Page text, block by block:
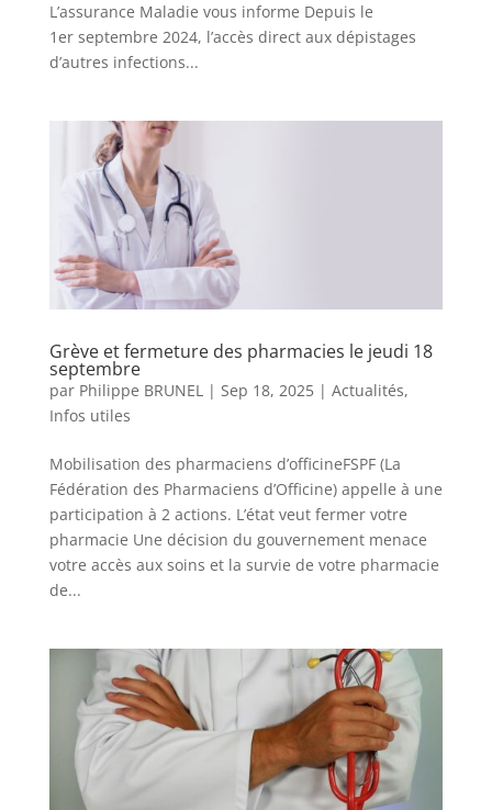
L’assurance Maladie vous informe Depuis le
1er septembre 2024, l’accès direct aux dépistages
d’autres infections...
Grève et fermeture des pharmacies le jeudi 18
septembre
par Philippe BRUNEL | Sep 18, 2025| Actualités,
Infos utiles
Mobilisation des pharmaciens d’officineFSPF (La
Fédération des Pharmaciens d’Officine) appelle à une
participation à 2 actions. L’état veut fermer votre
pharmacie Une décision du gouvernement menace
votre accès aux soins et la survie de votre pharmacie
de...